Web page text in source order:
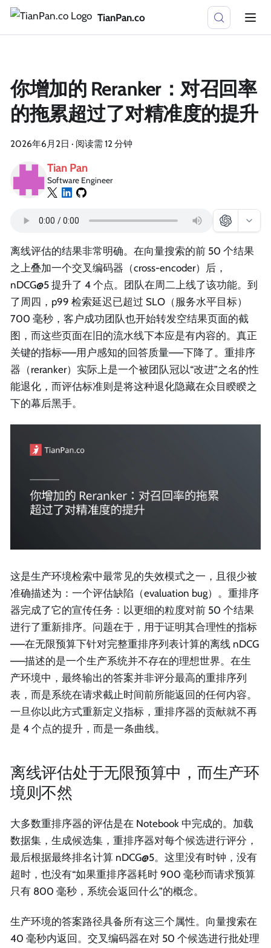
TianPan.co
你增加的 Reranker：对召回率
的拖累超过了对精准度的提升
2026年6月2日 · 阅读需 12 分钟
Tian Pan
Software Engineer
离线评估的结果非常明确。在向量搜索的前 50 个结果
之上叠加一个交叉编码器（cross-encoder）后，
nDCG@5 提升了 4 个点。团队在周二上线了该功能。到
了周四，p99 检索延迟已超过 SLO（服务水平目标）
700 毫秒，客户成功团队也开始转发空结果页面的截
图，而这些页面在旧的流水线下本应是有内容的。真正
关键的指标——用户感知的回答质量——下降了。重排序
器（reranker）实际上是一个被团队冠以“改进”之名的性
能退化，而评估标准则是将这种退化隐藏在众目睽睽之
下的幕后黑手。
这是生产环境检索中最常见的失效模式之一，且很少被
准确描述为：一个评估缺陷（evaluation bug）。重排序
器完成了它的宣传任务：以更细的粒度对前 50 个结果
进行了重新排序。问题在于，用于证明其合理性的指标
——在无限预算下针对完整重排序列表计算的离线 nDCG
——描述的是一个生产系统并不存在的理想世界。在生
产环境中，最终输出的答案并非评分最高的重排序列
表，而是系统在请求截止时间前所能返回的任何内容。
一旦你以此方式重新定义指标，重排序器的贡献就不再
是 4 个点的提升，而是一条曲线。
离线评估处于无限预算中，而生产环
境则不然
大多数重排序器的评估是在 Notebook 中完成的。加载
数据集，生成候选集，重排序器对每个候选进行评分，
最后根据最终排名计算 nDCG@5。这里没有时钟，没有
超时，也没有“如果重排序器耗时 900 毫秒而请求预算
只有 800 毫秒，系统会返回什么”的概念。
生产环境的答案路径具备所有这三个属性。向量搜索在
40 毫秒内返回。交叉编码器在对 50 个候选进行批处理